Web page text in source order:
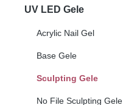
UV LED Gele
Acrylic Nail Gel
Base Gele
Sculpting Gele
No File Sculpting Gele